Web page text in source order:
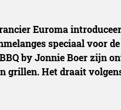
Euroma
speciaal voor
by Jonnie Boer zijn
grillen. Het draait